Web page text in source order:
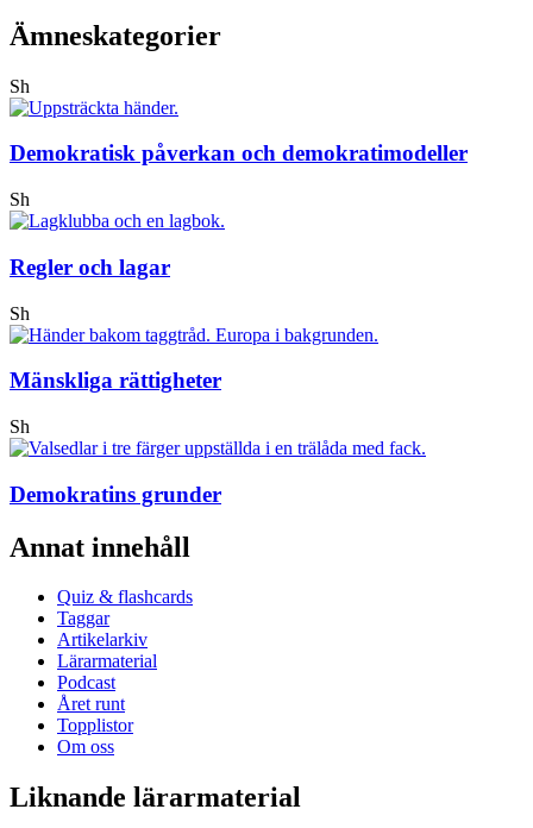
Ämneskategorier
Sh
Demokratisk påverkan och demokratimodeller
Sh
Regler och lagar
Sh
Mänskliga rättigheter
Sh
Demokratins grunder
Annat innehåll
Quiz & flashcards
Taggar
Artikelarkiv
Lärarmaterial
Podcast
Året runt
Topplistor
Om oss
Liknande lärarmaterial